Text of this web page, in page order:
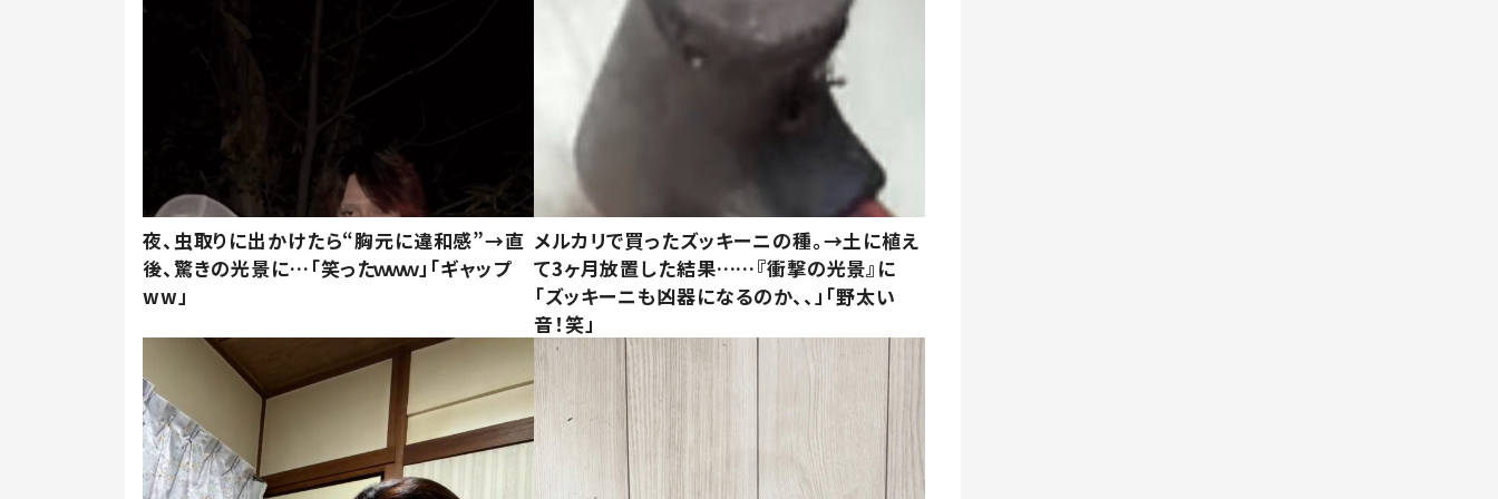
夜、虫取りに出かけたら“胸元に違和感”→直
後、驚きの光景に…「笑ったｗｗｗ」「ギャップ
ww」
メルカリで買ったズッキーニの種。→土に植え
て3ヶ月放置した結果……『衝撃の光景』に
「ズッキーニも凶器になるのか、、」「野太い
音！笑」